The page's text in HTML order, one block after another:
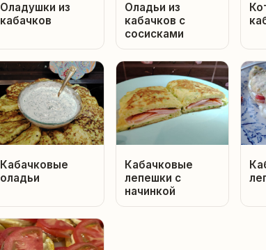
Оладушки из
кабачков
Оладьи из
кабачков с
сосисками
Кабачковые
оладьи
Кабачковые
лепешки с
начинкой